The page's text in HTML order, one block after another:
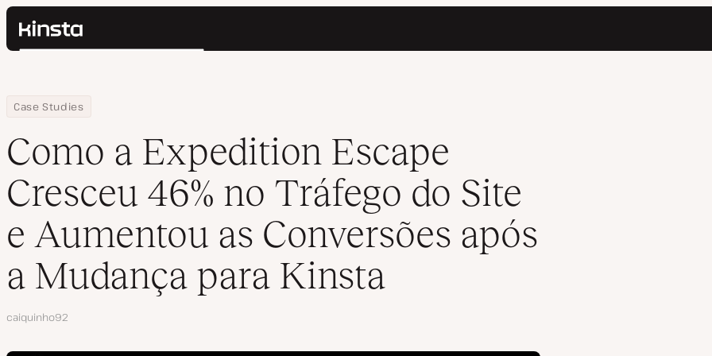
Kinsta®
Preços
Contato
Pesquisar
Home
Empresa
Case Studies
Como a Expedition Escape Cresceu 46% no Tráfego do Site e Aumentou as Conversões após a Mudança para Kinsta
Como a Expedition Escape
Cresceu 46% no Tráfego do Site
e Aumentou as Conversões após
a Mudança para Kinsta
Autor
caiquinho92